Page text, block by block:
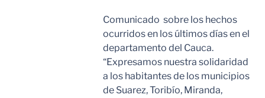
Comunicado sobre los hechos
ocurridos en los últimos días en el
departamento del Cauca.
“Expresamos nuestra solidaridad
a los habitantes de los municipios
de Suarez, Toribío, Miranda,